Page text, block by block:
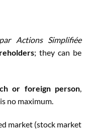
Actions Simplifiée
; they can be
or foreign person
no maximum.
market (stock market